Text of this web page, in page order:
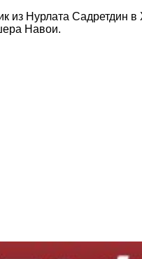
Нурлата Садретдин в
Навои.